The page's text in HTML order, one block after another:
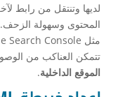
لديها وتنتقل من رابط
المحتوى وسهولة
تتمكن العناكب من
الموقع الداخلية.